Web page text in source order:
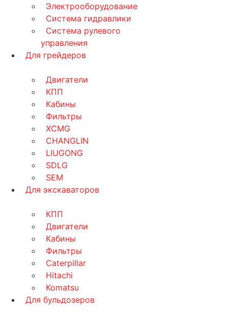
Электрооборудование
Система гидравлики
Система рулевого
управления
Для грейдеров
Двигатели
КПП
Кабины
Фильтры
XCMG
CHANGLIN
LIUGONG
SDLG
SEM
Для экскаваторов
КПП
Двигатели
Кабины
Фильтры
Caterpillar
Hitachi
Komatsu
Для бульдозеров